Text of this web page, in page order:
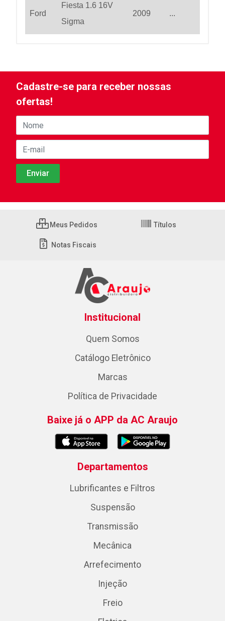
Ford
Fiesta 1.6 16V
Sigma
2009 ...
Cadastre-se para receber nossas
ofertas!
Meus Pedidos Títulos
Notas Fiscais
Institucional
Quem Somos
Catálogo Eletrônico
Marcas
Política de Privacidade
Baixe já o APP da AC Araujo
Departamentos
Lubrificantes e Filtros
Suspensão
Transmissão
Mecânica
Arrefecimento
Injeção
Freio